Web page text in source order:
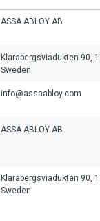
ASSA ABLOY AB
Klarabergsviadukten 90,
Sweden
info@assaabloy.com
ASSA ABLOY AB
Klarabergsviadukten 90,
Sweden